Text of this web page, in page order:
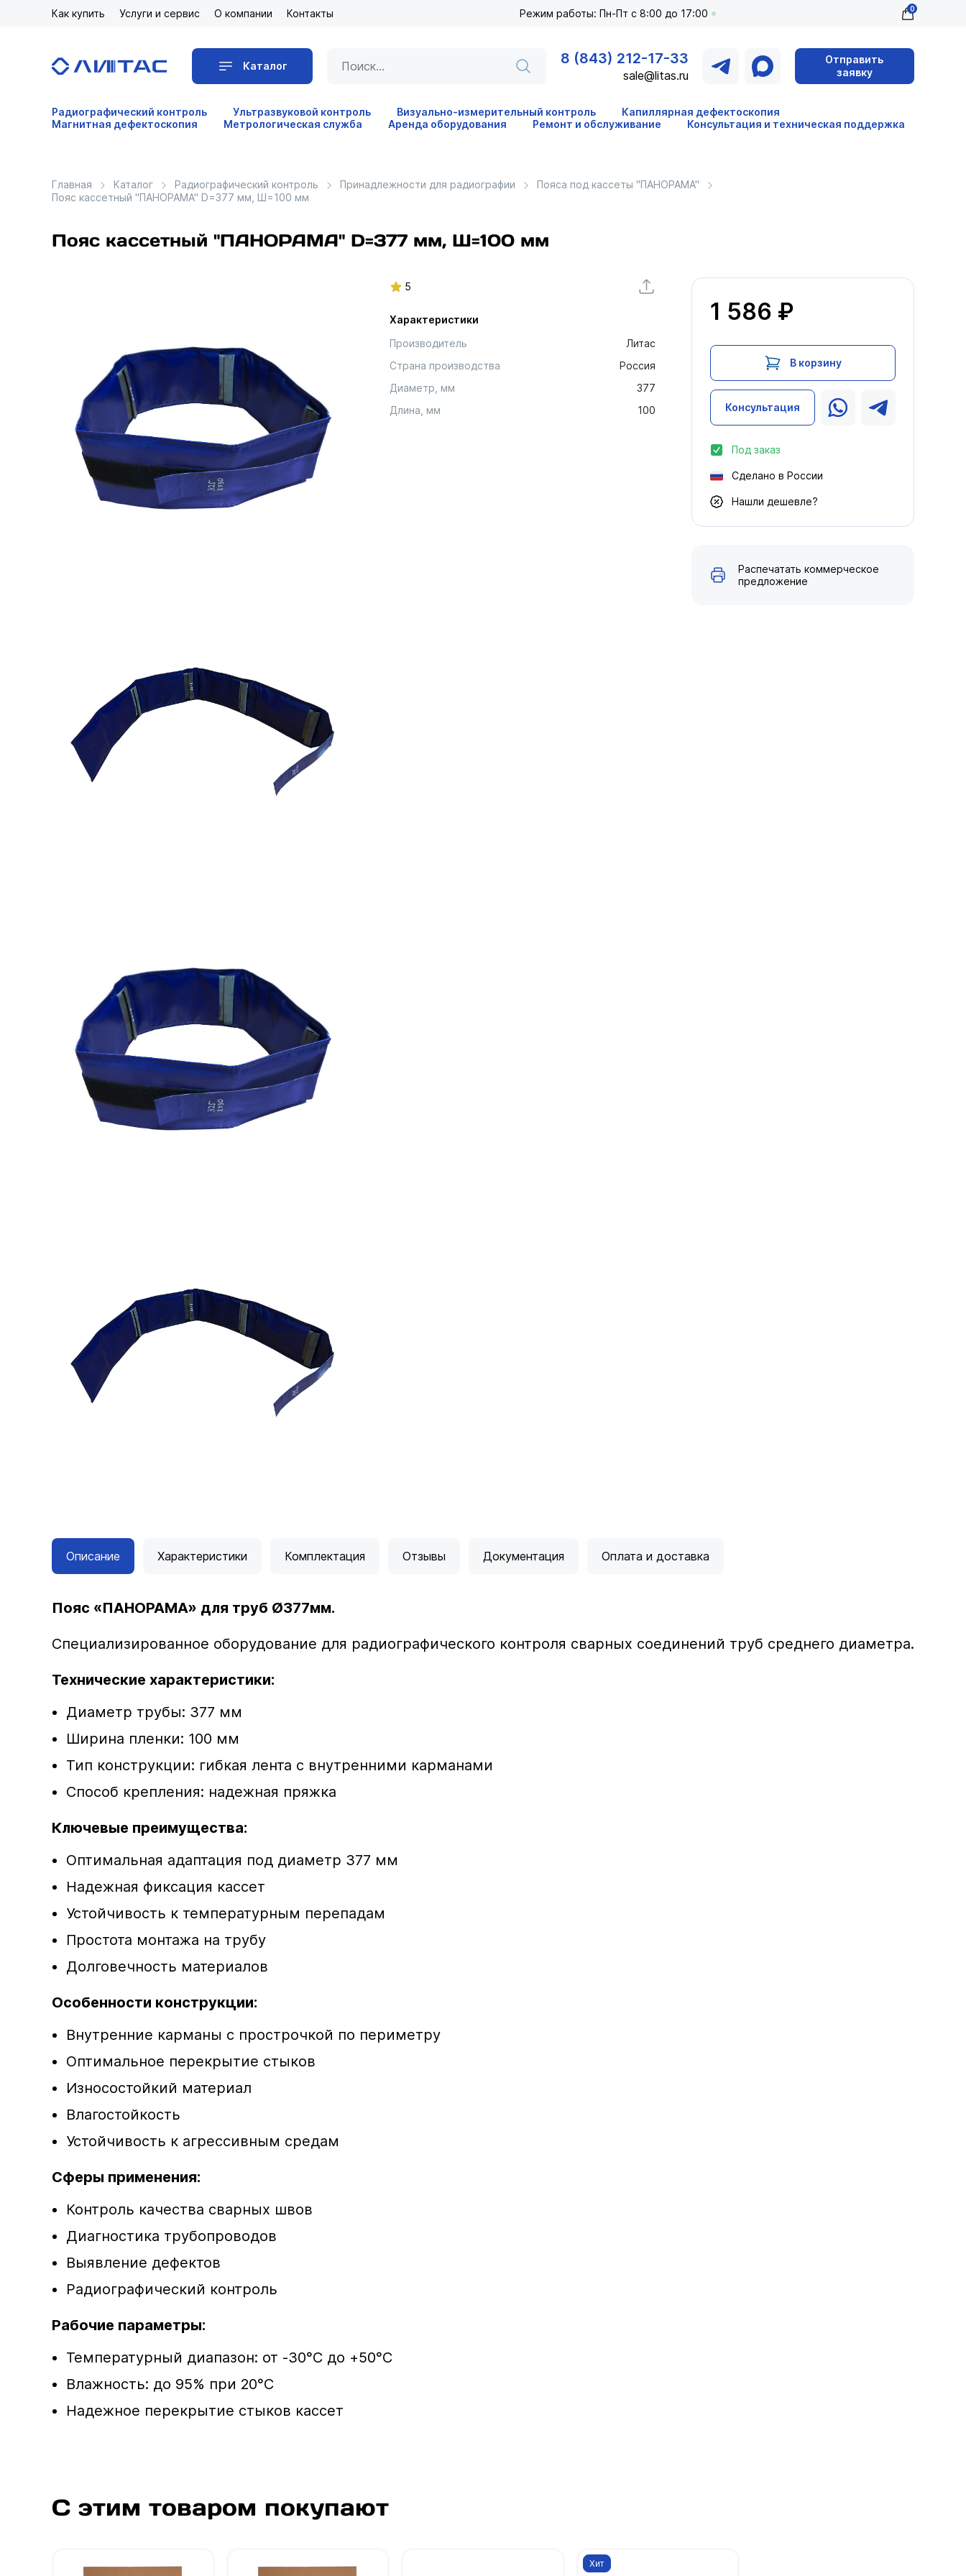
Как купить Услуги и сервис О компании Контакты Режим работы: Пн-Пт с 8:00 до 17:00 0
Каталог 8 (843) 212-17-33
sale@litas.ru
Отправить
заявку
Радиографический контроль Ультразвуковой контроль Визуально-измерительный контроль
Капиллярная дефектоскопия
Магнитная дефектоскопия
Метрологическая служба Аренда оборудования Ремонт и обслуживание Консультация и техническая поддержка
Главная Каталог Радиографический контроль Принадлежности для радиографии
Пояса под кассеты "ПАНОРАМА"
Пояс кассетный "ПАНОРАМА" D=377 мм, Ш=100 мм
Пояс кассетный "ПАНОРАМА" D=377 мм, Ш=100 мм
5
Характеристики
Производитель
Литас
Страна производства
Россия
Диаметр, мм
377
Длина, мм
100
1 586 ₽
В корзину
Консультация
Под заказ
Сделано в России
Нашли дешевле?
Распечатать коммерческое
предложение
Описание Характеристики Комплектация Отзывы Документация Оплата и доставка
Пояс «ПАНОРАМА» для труб Ø377мм.
Специализированное оборудование для радиографического контроля сварных соединений труб среднего диаметра.
Технические характеристики:
Диаметр трубы: 377 мм
Ширина пленки: 100 мм
Тип конструкции: гибкая лента с внутренними карманами
Способ крепления: надежная пряжка
Ключевые преимущества:
Оптимальная адаптация под диаметр 377 мм
Надежная фиксация кассет
Устойчивость к температурным перепадам
Простота монтажа на трубу
Долговечность материалов
Особенности конструкции:
Внутренние карманы с прострочкой по периметру
Оптимальное перекрытие стыков
Износостойкий материал
Влагостойкость
Устойчивость к агрессивным средам
Сферы применения:
Контроль качества сварных швов
Диагностика трубопроводов
Выявление дефектов
Радиографический контроль
Рабочие параметры:
Температурный диапазон: от -30°C до +50°C
Влажность: до 95% при 20°C
Надежное перекрытие стыков кассет
С этим товаром покупают
Хит